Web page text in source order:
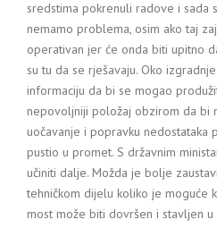
sredstima pokrenuli radove i sada
nemamo problema, osim ako taj
operativan jer će onda biti upitno
su tu da se rješavaju. Oko
informaciju da bi se mogao
nepovoljniji položaj obzirom da bi
uočavanje i popravku nedostataka
pustio u promet. S državnim
učiniti dalje. Možda je bolje
tehničkom dijelu koliko je moguće
most može biti dovršen i stavljen u